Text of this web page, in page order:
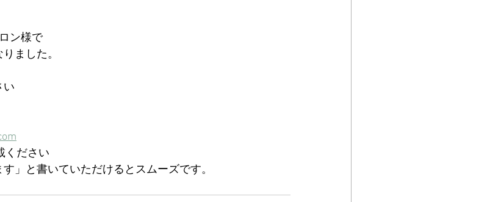
ン様で
ました。
い
ください
」と書いていただけるとスムーズです。